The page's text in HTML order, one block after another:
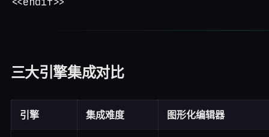
三大引擎集成对比
引擎 集成难度 图形化编辑器